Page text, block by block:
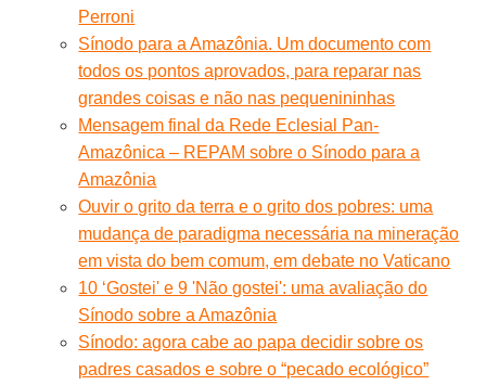
Perroni
Sínodo para a Amazônia. Um documento com
todos os pontos aprovados, para reparar nas
grandes coisas e não nas pequenininhas
Mensagem final da Rede Eclesial Pan-
Amazônica – REPAM sobre o Sínodo para a
Amazônia
Ouvir o grito da terra e o grito dos pobres: uma
mudança de paradigma necessária na mineração
em vista do bem comum, em debate no Vaticano
10 ‘Gostei' e 9 'Não gostei': uma avaliação do
Sínodo sobre a Amazônia
Sínodo: agora cabe ao papa decidir sobre os
padres casados e sobre o “pecado ecológico”